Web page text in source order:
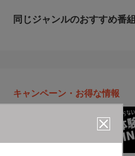
同じジャンルのおすすめ番組
キャンペーン・お得な情報